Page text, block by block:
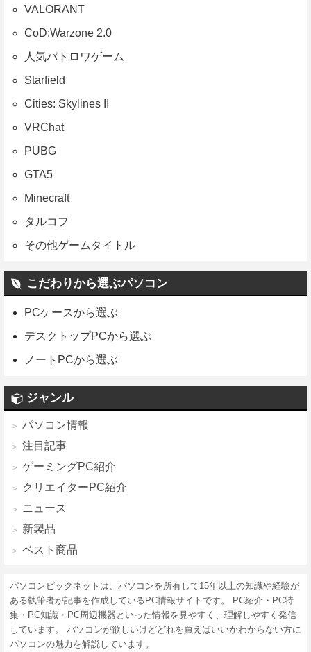
VALORANT
CoD:Warzone 2.0
人気バトロワゲーム
Starfield
Cities: Skylines II
VRChat
PUBG
GTA5
Minecraft
タルコフ
その他ゲームタイトル
こだわりから選ぶパソコン
PCケースから選ぶ
デスクトップPCから選ぶ
ノートPCから選ぶ
ジャンル
パソコン情報
注目記事
ゲーミングPC紹介
クリエイターPC紹介
ニュース
新製品
ベスト商品
パソコンピックネットは、パソコンを所有して15年以上の知識や経験が
ある執筆者が記事を作成しているPC情報サイトです。 PC紹介・PC特
集・PC知識・PC周辺機器といった情報を見やすく、理解しやすく発信
しています。 パソコンが欲しいけどどれを買えばいいかわからない方に
パソコンの魅力を解説しています。